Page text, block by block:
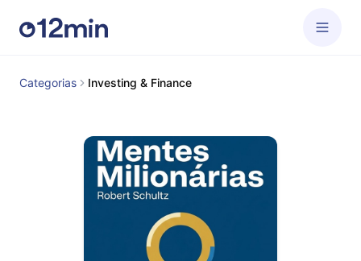
Categorias Investing & Finance